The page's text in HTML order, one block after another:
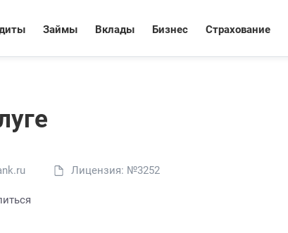
Займы Вклады Бизнес Страхование
Лицензия: №3252